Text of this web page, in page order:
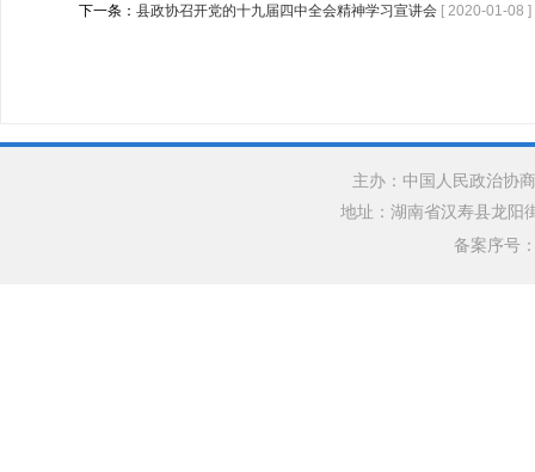
下一条： 县政协召开党的十九届四中全会精神学习宣讲会 [ 2020-01-08 ]
主办：中国人民政治协
地址：湖南省汉寿县龙
备案序号